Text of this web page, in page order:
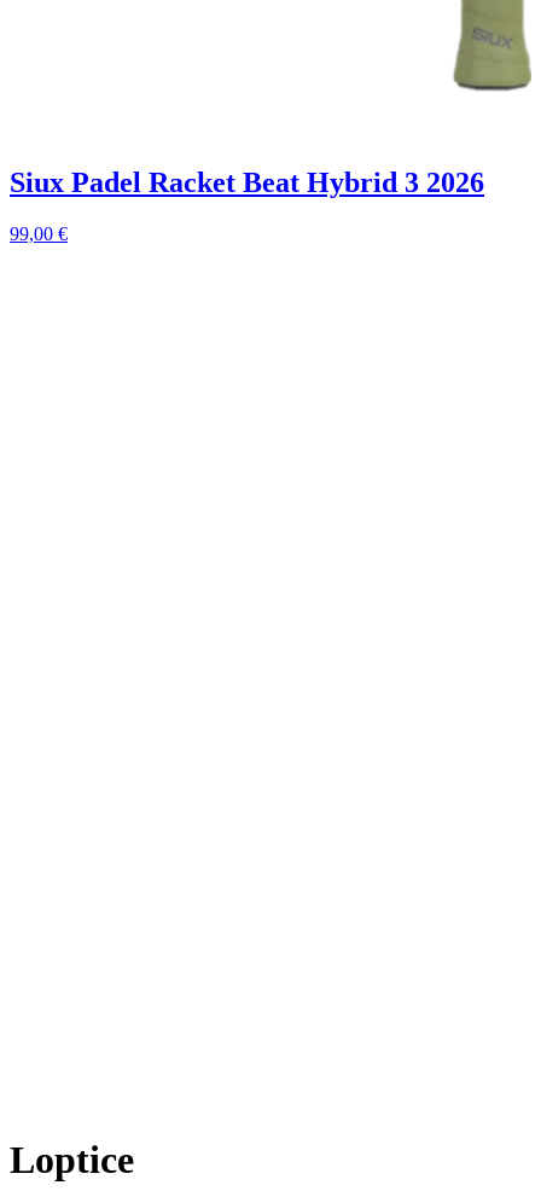
Siux Padel Racket Beat Hybrid 3 2026
99,00 €
Loptice